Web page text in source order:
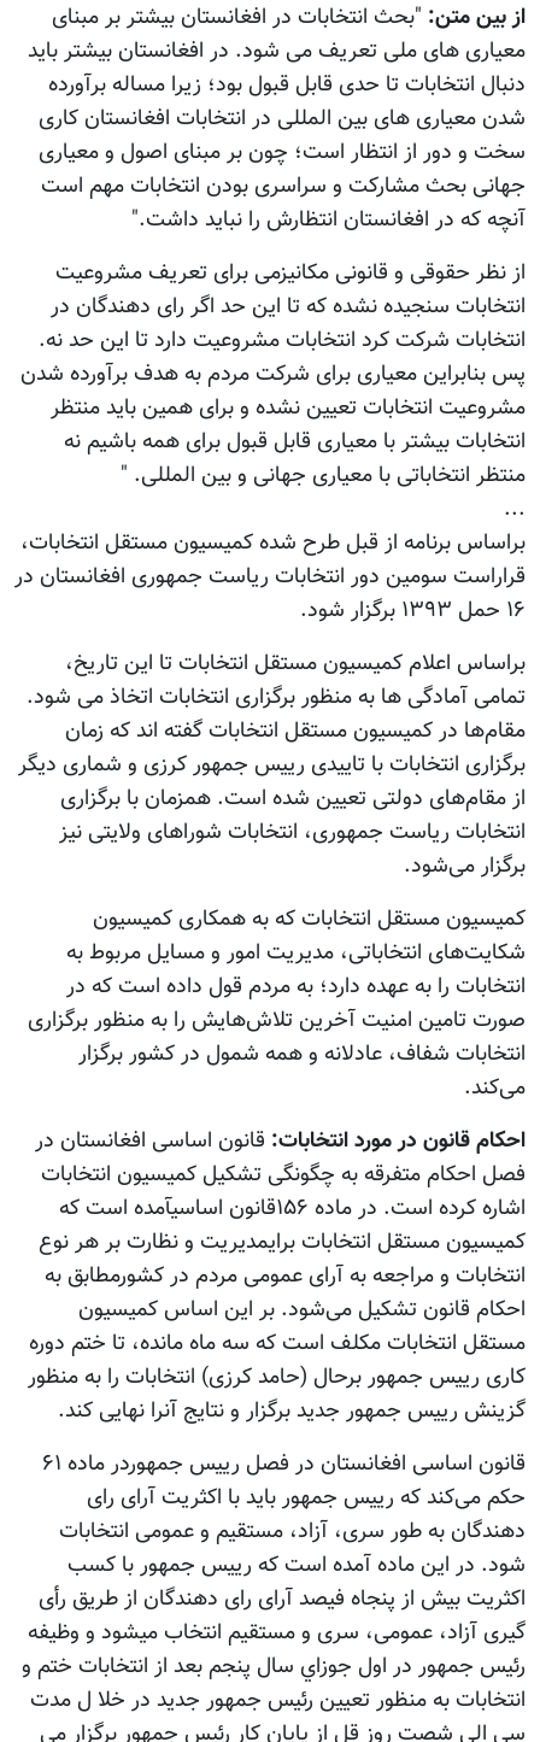
از بین متن: "بحث انتخابات در افغانستان بیشتر بر مبنای
معیاری های ملی تعریف می شود. در افغانستان بیشتر باید
دنبال انتخابات تا حدی قابل قبول بود؛ زیرا مساله برآورده
شدن معیاری های بین المللی در انتخابات افغانستان کاری
سخت و دور از انتظار است؛ چون بر مبنای اصول و معیاری
جهانی بحث مشارکت و سراسری بودن انتخابات مهم است
آنچه که در افغانستان انتظارش را نباید داشت."
از نظر حقوقی و قانونی مکانیزمی برای تعریف مشروعیت
انتخابات سنجیده نشده که تا این حد اگر رای دهندگان در
انتخابات شرکت کرد انتخابات مشروعیت دارد تا این حد نه.
پس بنابراین معیاری برای شرکت مردم به هدف برآورده شدن
مشروعیت انتخابات تعیین نشده و برای همین باید منتظر
انتخابات بیشتر با معیاری قابل قبول برای همه باشیم نه
منتظر انتخاباتی با معیاری جهانی و بین المللی. "
...
براساس برنامه از قبل طرح شده کمیسیون مستقل انتخابات،
قراراست سومین دور انتخابات ریاست جمهوری افغانستان در
۱۶ حمل ۱۳۹۳ برگزار شود.
براساس اعلام کمیسیون مستقل انتخابات تا این تاریخ،
تمامی آمادگی ها به منظور برگزاری انتخابات اتخاذ می شود.
مقام‌ها در کمیسیون مستقل انتخابات گفته اند که زمان
برگزاری انتخابات با تاییدی رییس جمهور کرزی و شماری دیگر
از مقام‌های دولتی تعیین شده است. همزمان با برگزاری
انتخابات ریاست جمهوری، انتخابات شوراهای ولایتی نیز
برگزار می‌شود.
کمیسیون مستقل انتخابات که به همکاری کمیسیون
شکایت‌های انتخاباتی، مدیریت امور و مسایل مربوط به
انتخابات را به عهده دارد؛ به مردم قول داده است که در
صورت تامین امنیت آخرین تلاش‌هایش را به منظور برگزاری
انتخابات شفاف، عادلانه و همه شمول در کشور برگزار
می‌کند.
احکام قانون در مورد انتخابات: قانون اساسی افغانستان در
فصل احکام متفرقه به چگونگی تشکیل کمیسیون انتخابات
اشاره کرده است. در ماده ۱۵۶قانون اساسیآمده است که
کميسيون مستقل انتخابات برایمدیریت و نظارت بر هر نوع
انتخابات و مراجعه به آرای عمومی مردم در کشورمطابق به
احکام قانون تشکيل می‌شود. بر این اساس کمیسیون
مستقل انتخابات مکلف است که سه ماه مانده، تا ختم دوره
کاری رییس جمهور برحال (حامد کرزی) انتخابات را به منظور
گزینش رییس جمهور جدید برگزار و نتایج آنرا نهایی کند.
قانون اساسی افغانستان در فصل رییس جمهوردر ماده ۶۱
حکم می‌کند که رییس جمهور باید با اکثریت آرای رای
دهندگان به طور سری، آزاد، مستقیم و عمومی انتخابات
شود. در این ماده آمده است که ریيس جمهور با کسب
اکثريت بيش از پنجاه فیصد آرای رای دهندگان از طريق رأی
گيری آزاد، عمومی، سری و مستقيم انتخاب ميشود و وظيفه
رئيس جمهور در اول جوزاي سال پنجم بعد از انتخابات ختم و
انتخابات به منظور تعيين رئيس جمهور جديد در خلا ل مدت
سي الي شصت روز قل از پايان کار رئيس جمهور برگزار می